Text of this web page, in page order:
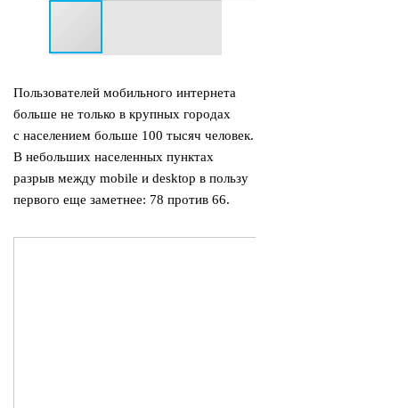
Пользователей мобильного интернета
больше не только в крупных городах
с населением больше 100 тысяч человек.
В небольших населенных пунктах
разрыв между mobile и desktop в пользу
первого еще заметнее: 78 против 66.